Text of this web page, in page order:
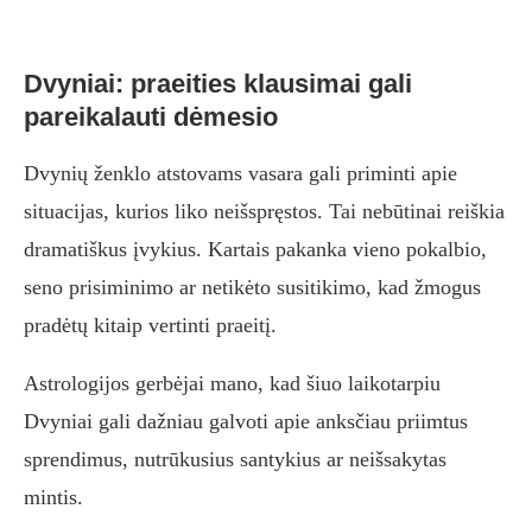
Dvyniai: praeities klausimai gali
pareikalauti dėmesio
Dvynių ženklo atstovams vasara gali priminti apie
situacijas, kurios liko neišspręstos. Tai nebūtinai reiškia
dramatiškus įvykius. Kartais pakanka vieno pokalbio,
seno prisiminimo ar netikėto susitikimo, kad žmogus
pradėtų kitaip vertinti praeitį.
Astrologijos gerbėjai mano, kad šiuo laikotarpiu
Dvyniai gali dažniau galvoti apie anksčiau priimtus
sprendimus, nutrūkusius santykius ar neišsakytas
mintis.